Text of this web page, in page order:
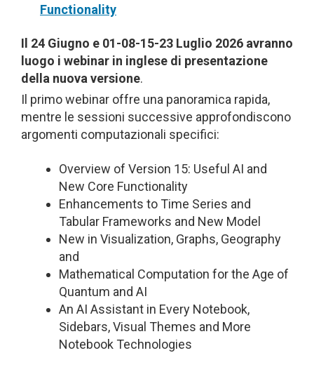
Functionality
Il 24 Giugno e 01-08-15-23 Luglio 2026 avranno
luogo i webinar in inglese di presentazione
della nuova versione.
Il primo webinar offre una panoramica rapida,
mentre le sessioni successive approfondiscono
argomenti computazionali specifici:
Overview of Version 15: Useful AI and
New Core Functionality
Enhancements to Time Series and
Tabular Frameworks and New Model
New in Visualization, Graphs, Geography
and
Mathematical Computation for the Age of
Quantum and AI
An AI Assistant in Every Notebook,
Sidebars, Visual Themes and More
Notebook Technologies